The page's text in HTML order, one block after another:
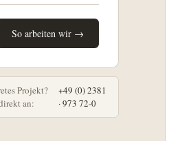
So arbeiten wir →
Projekt?
an:
+49 (0) 2381
· 973 72-0